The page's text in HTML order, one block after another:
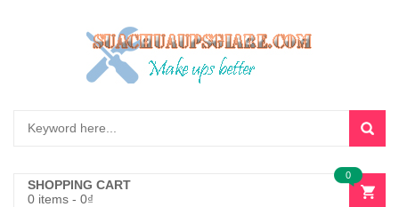
SHOPPING CART
0 items - 0₫
0